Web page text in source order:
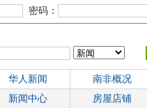
密码：
华人新闻 南非概况
新闻中心 房屋店铺